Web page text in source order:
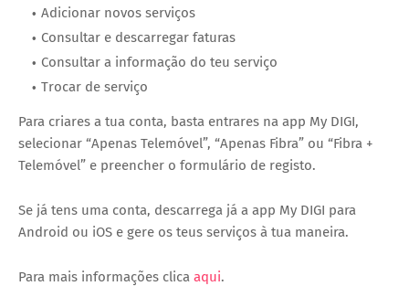
Adicionar novos serviços
Consultar e descarregar faturas
Consultar a informação do teu serviço
Trocar de serviço
Para criares a tua conta, basta entrares na app My DIGI,
selecionar “Apenas Telemóvel”, “Apenas Fibra” ou “Fibra +
Telemóvel” e preencher o formulário de registo.
Se já tens uma conta, descarrega já a app My DIGI para
Android ou iOS e gere os teus serviços à tua maneira.
Para mais informações clica aqui.